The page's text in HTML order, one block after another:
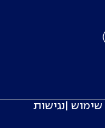
שימוש נגישות